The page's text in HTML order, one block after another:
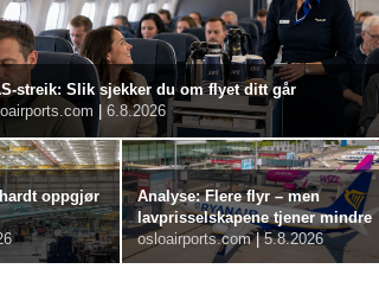
streik: Slik sjekker du om flyet ditt går
6.8.2026
oppgjør
Analyse: Flere flyr – men
lavprisselskapene tjener mindre
osloairports.com | 5.8.2026